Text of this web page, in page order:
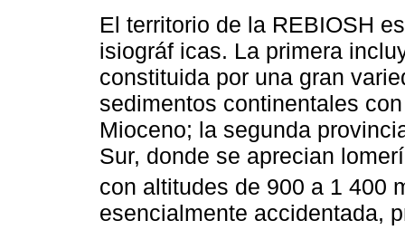
El territorio de la REBIOSH
isiográf icas. La primera
constituida por una gran
sedimentos continentales
Mioceno; la segunda
Sur, donde se aprecian
con altitudes de 900 a 1 400
esencialmente accidentada,